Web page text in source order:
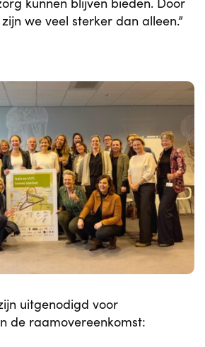
we veel sterker dan alleen.”
uitgenodigd voor
de raamovereenkomst: